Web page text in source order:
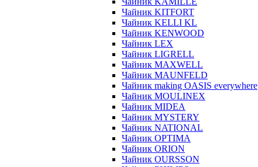
Чайник KITFORT
Чайник KELLI KL
Чайник KENWOOD
Чайник LEX
Чайник LIGRELL
Чайник MAXWELL
Чайник MAUNFELD
Чайник making OASIS everywhere
Чайник MOULINEX
Чайник MIDEA
Чайник MYSTERY
Чайник NATIONAL
Чайник OPTIMA
Чайник ORION
Чайник OURSSON